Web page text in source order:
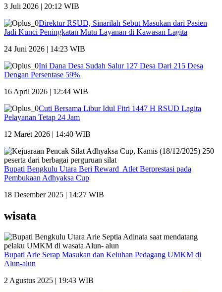
3 Juli 2026 | 20:12 WIB
Direktur RSUD, Sinarilah Sebut Masukan dari Pasien
Jadi Kunci Peningkatan Mutu Layanan di Kawasan Lagita
24 Juni 2026 | 14:23 WIB
Ini Dana Desa Sudah Salur 127 Desa Dari 215 Desa
Dengan Persentase 59%
16 April 2026 | 12:44 WIB
Cuti Bersama Libur Idul Fitri 1447 H RSUD Lagita
Pelayanan Tetap 24 Jam
12 Maret 2026 | 14:40 WIB
Bupati Bengkulu Utara Beri Reward Atlet Berprestasi pada
Pembukaan Adhyaksa Cup
18 Desember 2025 | 14:27 WIB
wisata
Bupati Arie Serap Masukan dan Keluhan Pedagang UMKM di
Alun-alun
2 Agustus 2025 | 19:43 WIB